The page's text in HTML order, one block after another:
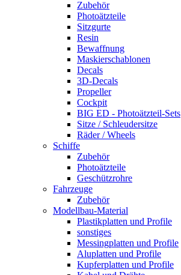
Zubehör
Photoätzteile
Sitzgurte
Resin
Bewaffnung
Maskierschablonen
Decals
3D-Decals
Propeller
Cockpit
BIG ED - Photoätzteil-Sets
Sitze / Schleudersitze
Räder / Wheels
Schiffe
Zubehör
Photoätzteile
Geschützrohre
Fahrzeuge
Zubehör
Modellbau-Material
Plastikplatten und Profile
sonstiges
Messingplatten und Profile
Aluplatten und Profile
Kupferplatten und Profile